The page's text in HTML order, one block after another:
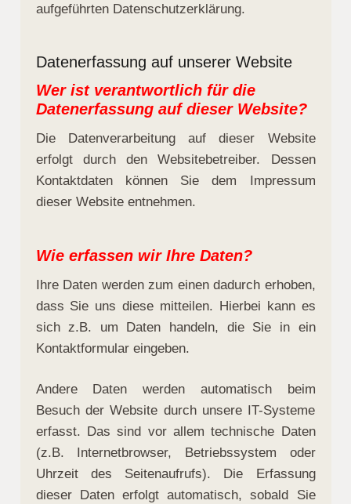
aufgeführten Datenschutzerklärung.
Datenerfassung auf unserer Website
Wer ist verantwortlich für die
Datenerfassung auf dieser Website?
Die Datenverarbeitung auf dieser Website
erfolgt durch den Websitebetreiber. Dessen
Kontaktdaten können Sie dem Impressum
dieser Website entnehmen.
Wie erfassen wir Ihre Daten?
Ihre Daten werden zum einen dadurch erhoben,
dass Sie uns diese mitteilen. Hierbei kann es
sich z.B. um Daten handeln, die Sie in ein
Kontaktformular eingeben.
Andere Daten werden automatisch beim
Besuch der Website durch unsere IT-Systeme
erfasst. Das sind vor allem technische Daten
(z.B. Internetbrowser, Betriebssystem oder
Uhrzeit des Seitenaufrufs). Die Erfassung
dieser Daten erfolgt automatisch, sobald Sie